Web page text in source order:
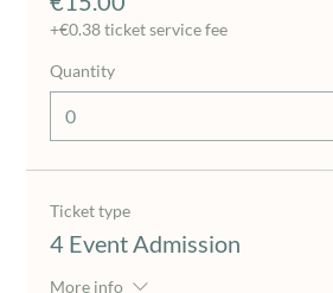
+€0.38 ticket service fee
Quantity
Ticket type
4 Event Admission
More info